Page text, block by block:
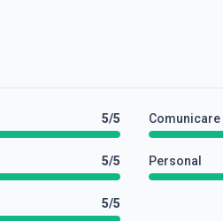
5/5 Comunicare
5/5 Personal
5/5